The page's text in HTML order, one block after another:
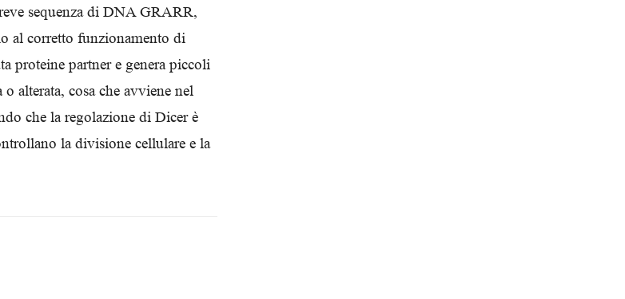
sequenza di DNA GRARR,
al corretto funzionamento di
proteine partner e genera piccoli
alterata, cosa che avviene nel
che la regolazione di Dicer è
la divisione cellulare e la